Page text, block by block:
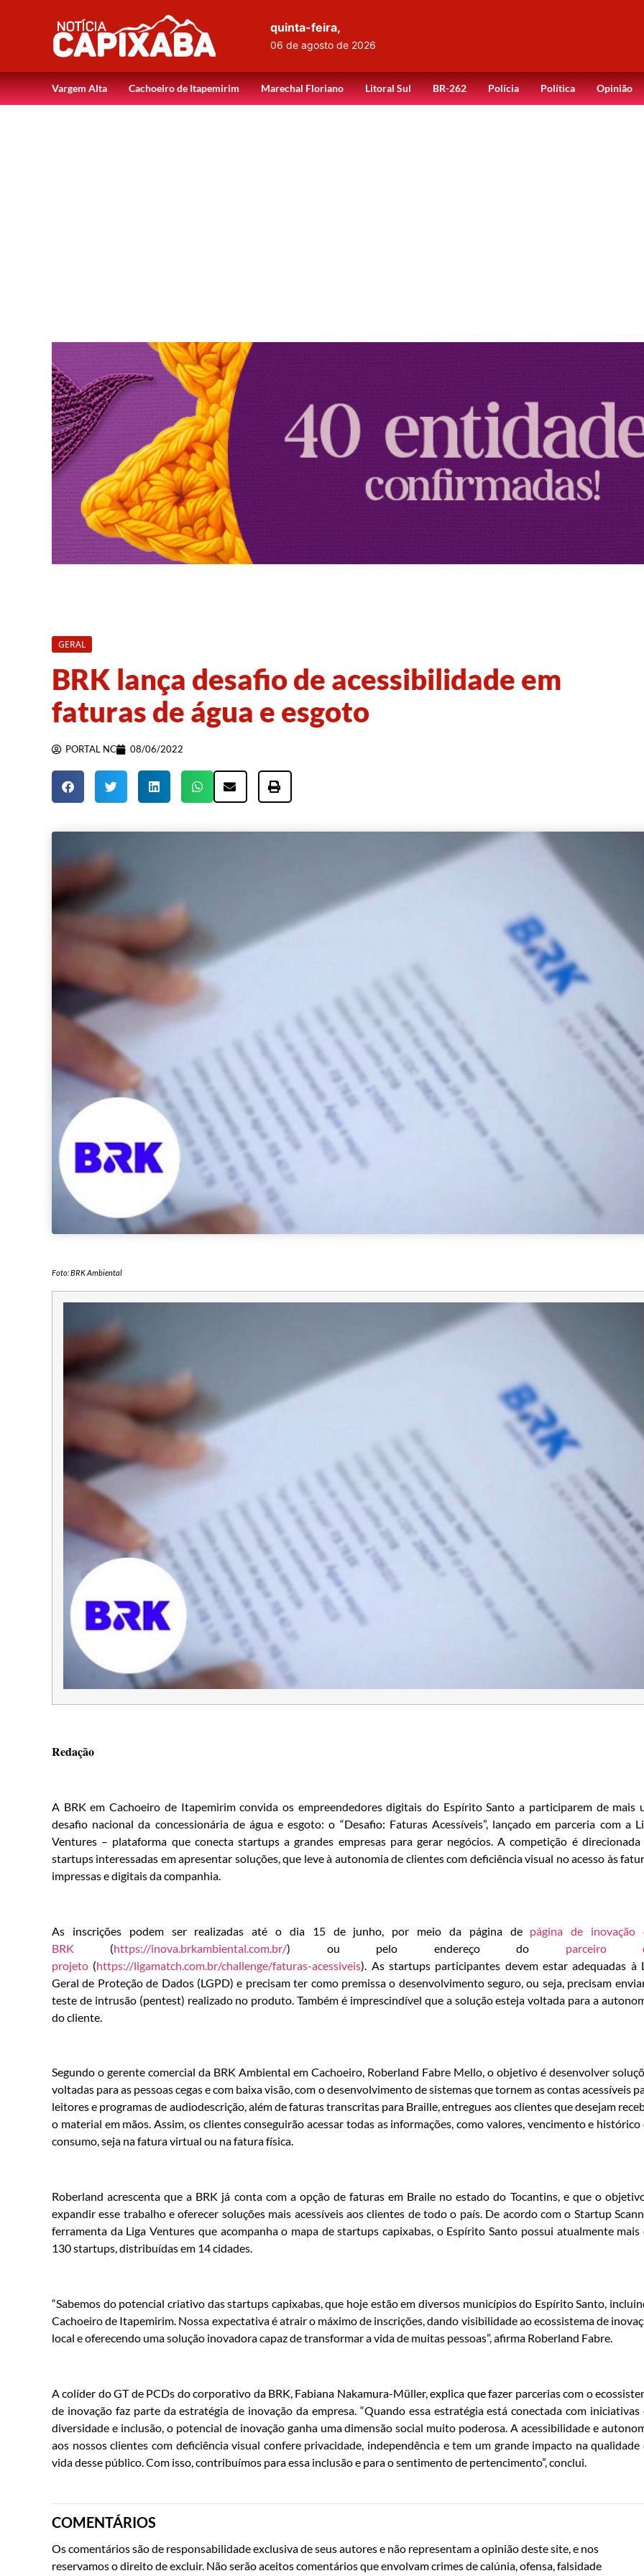
quinta-feira,
06 de agosto de 2026
Vargem Alta Cachoeiro de Itapemirim Marechal Floriano Litoral Sul BR-262 Polícia Política Opinião
GERAL
BRK lança desafio de acessibilidade em
faturas de água e esgoto
PORTAL NC 08/06/2022
Foto: BRK Ambiental
Redação
A BRK em Cachoeiro de Itapemirim convida os empreendedores digitais do Espírito Santo a participarem de mais
desafio nacional da concessionária de água e esgoto: o “Desafio: Faturas Acessíveis”, lançado em parceria com a
Ventures – plataforma que conecta startups a grandes empresas para gerar negócios. A competição é direcionada
startups interessadas em apresentar soluções, que leve à autonomia de clientes com deficiência visual no acesso às
impressas e digitais da companhia.
As inscrições podem ser realizadas até o dia 15 de junho, por meio da página de página de inovação
BRK (https://inova.brkambiental.com.br/) ou pelo endereço do parceiro
projeto (https://ligamatch.com.br/challenge/faturas-acessiveis). As startups participantes devem estar adequadas à
Geral de Proteção de Dados (LGPD) e precisam ter como premissa o desenvolvimento seguro, ou seja, precisam
teste de intrusão (pentest) realizado no produto. Também é imprescindível que a solução esteja voltada para a
do cliente.
Segundo o gerente comercial da BRK Ambiental em Cachoeiro, Roberland Fabre Mello, o objetivo é desenvolver
voltadas para as pessoas cegas e com baixa visão, com o desenvolvimento de sistemas que tornem as contas acessíveis
leitores e programas de audiodescrição, além de faturas transcritas para Braille, entregues aos clientes que desejam
o material em mãos. Assim, os clientes conseguirão acessar todas as informações, como valores, vencimento e histórico
consumo, seja na fatura virtual ou na fatura física.
Roberland acrescenta que a BRK já conta com a opção de faturas em Braile no estado do Tocantins, e que o
expandir esse trabalho e oferecer soluções mais acessíveis aos clientes de todo o país. De acordo com o Startup
ferramenta da Liga Ventures que acompanha o mapa de startups capixabas, o Espírito Santo possui atualmente mais
130 startups, distribuídas em 14 cidades.
“Sabemos do potencial criativo das startups capixabas, que hoje estão em diversos municípios do Espírito Santo,
Cachoeiro de Itapemirim. Nossa expectativa é atrair o máximo de inscrições, dando visibilidade ao ecossistema de
local e oferecendo uma solução inovadora capaz de transformar a vida de muitas pessoas”, afirma Roberland Fabre.
A colíder do GT de PCDs do corporativo da BRK, Fabiana Nakamura-Müller, explica que fazer parcerias com o
de inovação faz parte da estratégia de inovação da empresa. “Quando essa estratégia está conectada com iniciativas
diversidade e inclusão, o potencial de inovação ganha uma dimensão social muito poderosa. A acessibilidade e
aos nossos clientes com deficiência visual confere privacidade, independência e tem um grande impacto na qualidade
vida desse público. Com isso, contribuímos para essa inclusão e para o sentimento de pertencimento”, conclui.
COMENTÁRIOS
Os comentários são de responsabilidade exclusiva de seus autores e não representam a opinião deste site, e nos
reservamos o direito de excluir. Não serão aceitos comentários que envolvam crimes de calúnia, ofensa, falsidade